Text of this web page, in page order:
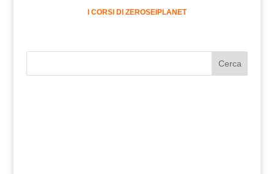
I CORSI DI ZEROSEIPLANET
Cerca